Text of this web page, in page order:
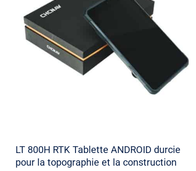
LT 800H RTK Tablette ANDROID durcie
pour la topographie et la construction